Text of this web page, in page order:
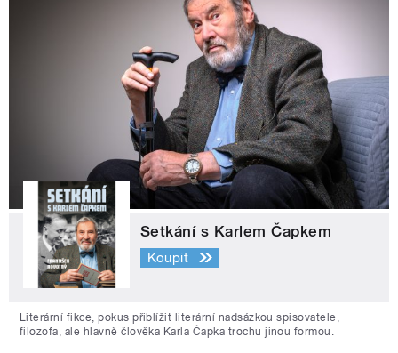
Setkání s Karlem Čapkem
Koupit
Literární fikce, pokus přiblížit literární nadsázkou spisovatele,
filozofa, ale hlavně člověka Karla Čapka trochu jinou formou.